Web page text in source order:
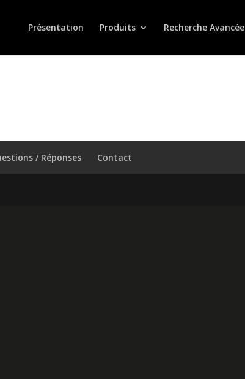
Présentation Produits Recherche Avancée
/ Réponses Contact